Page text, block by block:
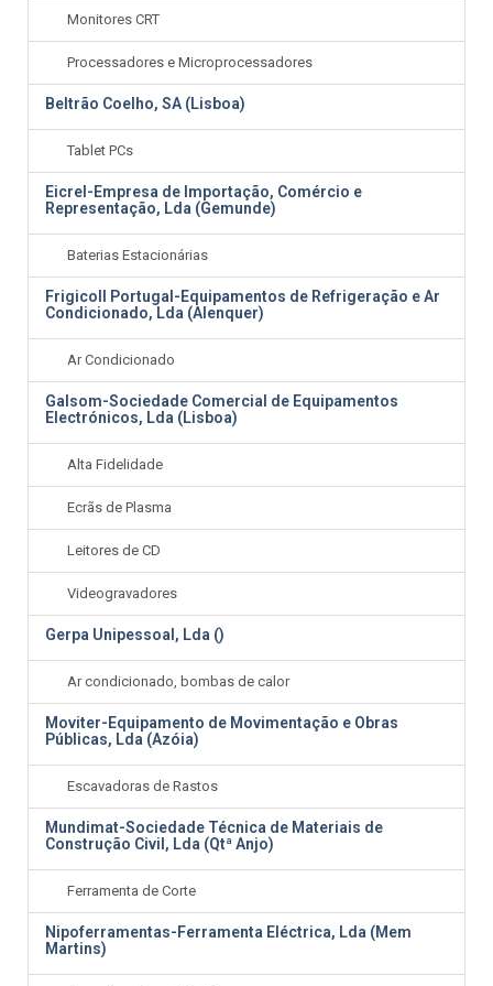
Monitores CRT
Processadores e Microprocessadores
Beltrão Coelho, SA (Lisboa)
Tablet PCs
Eicrel-Empresa de Importação, Comércio e
Representação, Lda (Gemunde)
Baterias Estacionárias
Frigicoll Portugal-Equipamentos de Refrigeração e Ar
Condicionado, Lda (Alenquer)
Ar Condicionado
Galsom-Sociedade Comercial de Equipamentos
Electrónicos, Lda (Lisboa)
Alta Fidelidade
Ecrãs de Plasma
Leitores de CD
Videogravadores
Gerpa Unipessoal, Lda ()
Ar condicionado, bombas de calor
Moviter-Equipamento de Movimentação e Obras
Públicas, Lda (Azóia)
Escavadoras de Rastos
Mundimat-Sociedade Técnica de Materiais de
Construção Civil, Lda (Qtª Anjo)
Ferramenta de Corte
Nipoferramentas-Ferramenta Eléctrica, Lda (Mem
Martins)